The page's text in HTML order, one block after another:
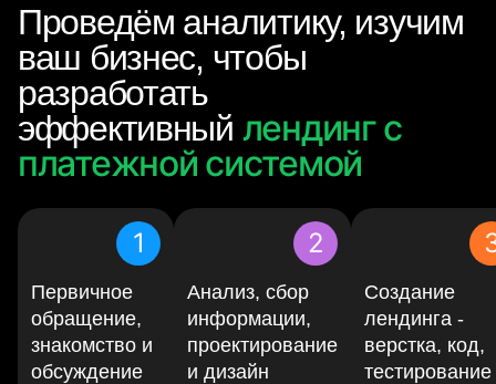
Проведём аналитику, изучим
ваш бизнес, чтобы
разработать
эффективный лендинг с
платежной системой
1
Первичное
обращение,
знакомство и
обсуждение
2
Анализ, сбор
информации,
проектирование
и дизайн
Создание
лендинга -
верстка, код,
тестирование